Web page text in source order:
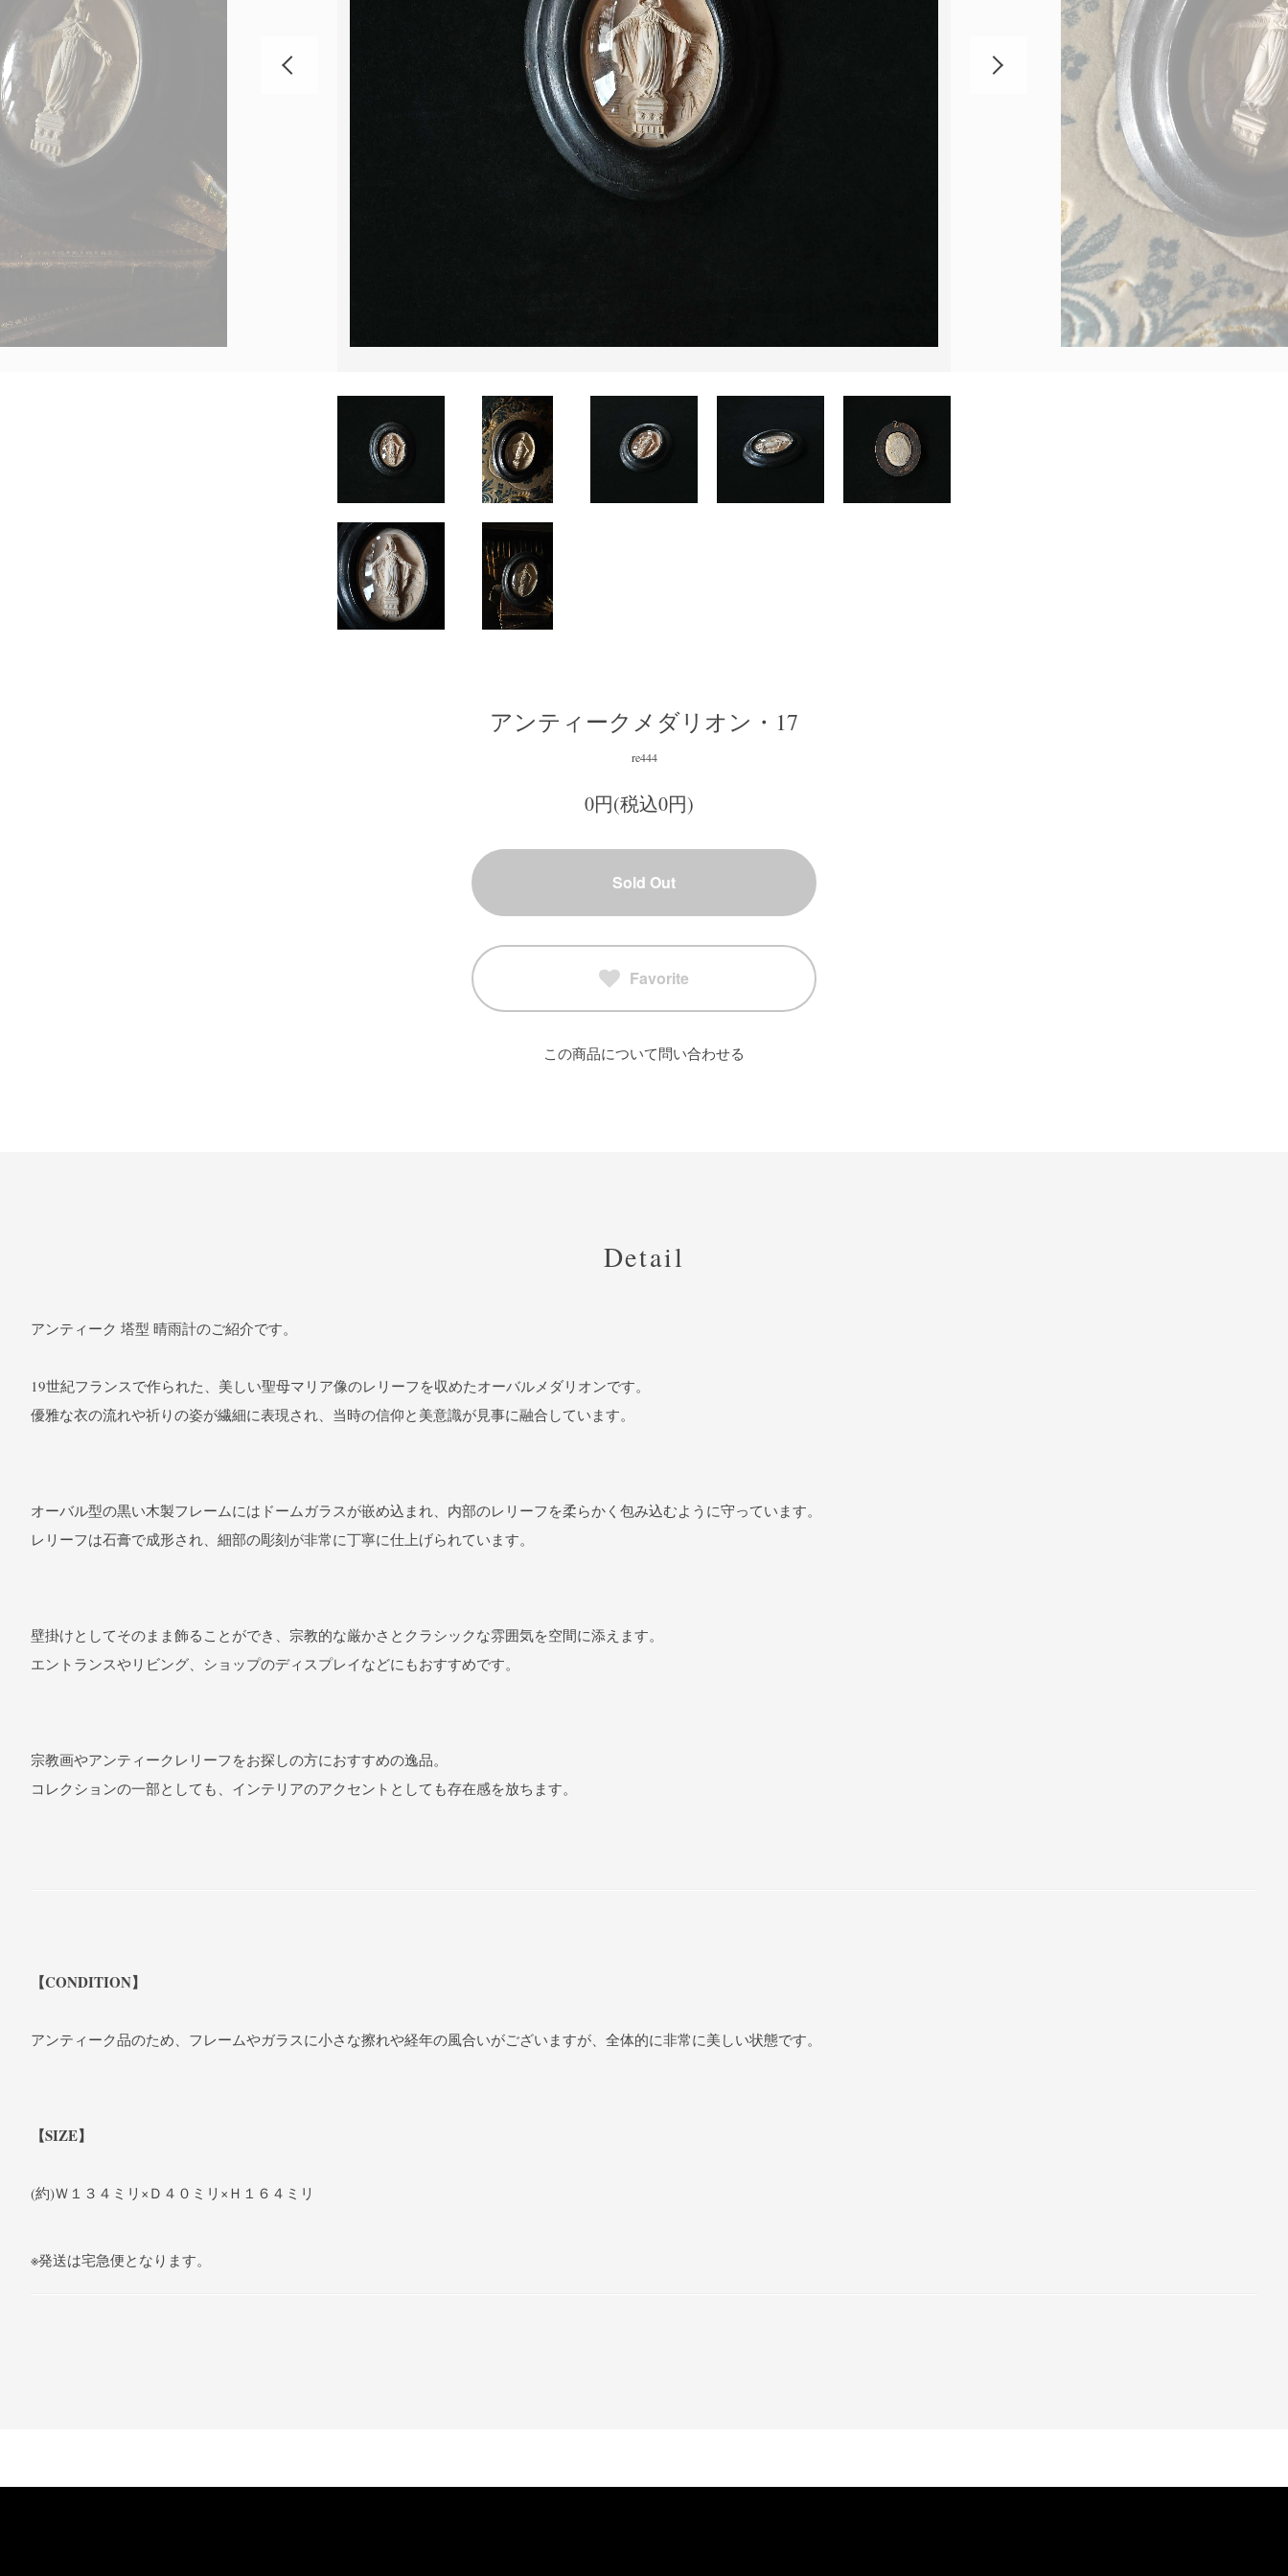
アンティークメダリオン・17
re444
0円(税込0円)
Sold Out
Favorite
この商品について問い合わせる
Detail
アンティーク 塔型 晴雨計のご紹介です。
19世紀フランスで作られた、美しい聖母マリア像のレリーフを収めたオーバルメダリオンです。
優雅な衣の流れや祈りの姿が繊細に表現され、当時の信仰と美意識が見事に融合しています。
オーバル型の黒い木製フレームにはドームガラスが嵌め込まれ、内部のレリーフを柔らかく包み込むように守っています。
レリーフは石膏で成形され、細部の彫刻が非常に丁寧に仕上げられています。
壁掛けとしてそのまま飾ることができ、宗教的な厳かさとクラシックな雰囲気を空間に添えます。
エントランスやリビング、ショップのディスプレイなどにもおすすめです。
宗教画やアンティークレリーフをお探しの方におすすめの逸品。
コレクションの一部としても、インテリアのアクセントとしても存在感を放ちます。
【CONDITION】
アンティーク品のため、フレームやガラスに小さな擦れや経年の風合いがございますが、全体的に非常に美しい状態です。
【SIZE】
(約)Ｗ１３４ミリ×Ｄ４０ミリ×Ｈ１６４ミリ
※発送は宅急便となります。